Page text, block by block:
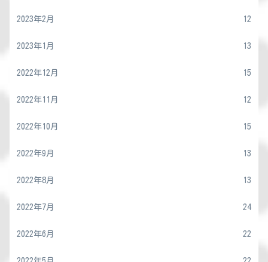
2023年2月 12
2023年1月 13
2022年12月 15
2022年11月 12
2022年10月 15
2022年9月 13
2022年8月 13
2022年7月 24
2022年6月 22